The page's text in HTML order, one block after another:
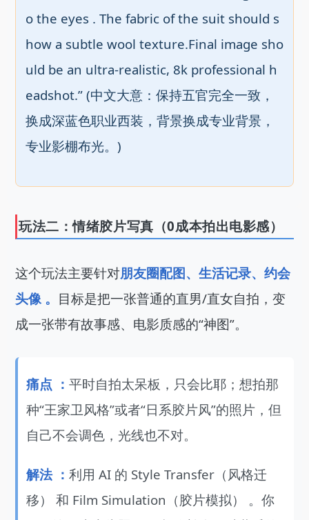
o the eyes . The fabric of the suit should s
how a subtle wool texture.Final image sho
uld be an ultra-realistic, 8k professional h
eadshot.” (中文大意：保持五官完全一致，
换成深蓝色职业西装，背景换成专业背景，
专业影棚布光。)
玩法二：情绪胶片写真（0成本拍出电影感）
这个玩法主要针对朋友圈配图、生活记录、约会
头像 。 目标是把一张普通的直男/直女自拍，变
成一张带有故事感、电影质感的“神图”。
痛点 ： 平时自拍太呆板，只会比耶；想拍那
种“王家卫风格”或者“日系胶片风”的照片，但
自己不会调色，光线也不对。
解法 ： 利用 AI 的 Style Transfer（风格迁
移） 和 Film Simulation（胶片模拟） 。你